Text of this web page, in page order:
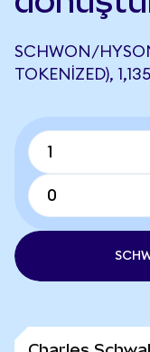
SCHWON/
TOKENIZED),